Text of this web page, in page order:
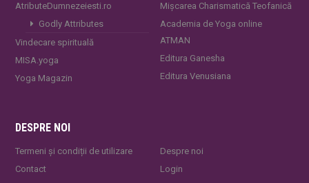
AtributeDumnezeiesti.ro
Godly Attributes
Vindecare spirituală
MISA.yoga
Yoga Magazin
Mișcarea Charismatică Teofanică
Academia de Yoga online
ATMAN
Editura Ganesha
Editura Venusiana
DESPRE NOI
Termeni și condiții de utilizare
Contact
Despre noi
Login